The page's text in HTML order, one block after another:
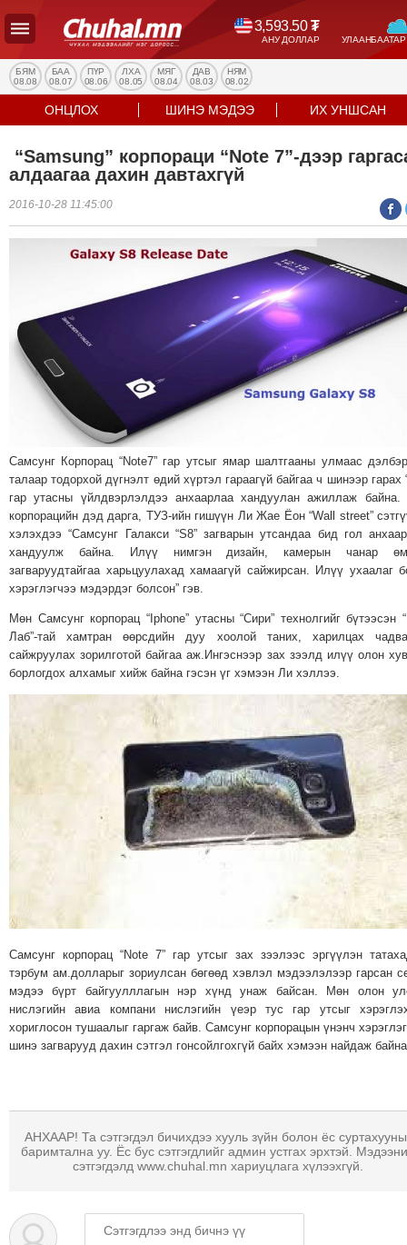
3,593.50₮
АНУ ДОЛЛАР
УЛС
ТӨР
НИЙГЭМ
ЭРҮҮЛ
МЭНД
СПОРТ
БОЛОВСРОЛ
ENTERTAINMENT
БИЗНЕС
МЭДЭЭ
НИЙСЛЭЛ
ЭРДЭНЭТ
ҮЙЛДВЭРИЙН
ЭРГЭН
ТОЙРОНД
ХАВРЫН
ЧУУЛГАНЫ
ЭРГЭН
ТОЙРОНД
"ОУВС"-
ИЙН
ТӨВСИЙН
ТОДОТГОЛЫН
ЭРГЭН
ТОЙРОНД
ЕРӨНХИЙЛӨГЧИЙН
29
ЭРГЭН
ТОЙРОНД
БЯМ
08.08
БАА
08.07
ПҮР
08.06
ЛХА
08.05
МЯГ
08.04
ДАВ
08.03
НЯМ
08.02
ОНЦЛОХ ШИНЭ МЭДЭЭ ИХ УНШСАН
“Samsung” корпораци “Note 7”-дээр
алдаагаа дахин давтахгүй
2016-10-28 11:45:00
Самсунг Корпорац “Note7” гар утсыг ямар шалтгааны улмаас
талаар тодорхой дүгнэлт өдий хүртэл гараагүй байгаа ч шинээр гарах
гар утасны үйлдвэрлэлдээ анхаарлаа хандуулан ажиллаж байна.
корпорацийн дэд дарга, ТУЗ-ийн гишүүн Ли Жае Ёон “Wall street”
хэлэхдээ “Самсунг Галакси “S8” загварын утсандаа бид гол
хандуулж байна. Илүү нимгэн дизайн, камерын чанар
загваруудтайгаа харьцуулахад хамаагүй сайжирсан. Илүү ухаалаг
хэрэглэгчээ мэдэрдэг болсон” гэв.
Мөн Самсунг корпорац “Iphone” утасны “Сири” технолгийг бүтээсэн
Лаб”-тай хамтран өөрсдийн дуу хоолой таних, харилцах
сайжруулах зорилготой байгаа аж.Ингэснээр зах зээлд илүү олон
борлогдох алхамыг хийж байна гэсэн үг хэмээн Ли хэллээ.
Самсунг корпорац “Note 7” гар утсыг зах зээлээс эргүүлэн
тэрбум ам.долларыг зориулсан бөгөөд хэвлэл мэдээлэлээр гарсан
мэдээ бүрт байгуулллагын нэр хүнд унаж байсан. Мөн олон
нислэгийн авиа компани нислэгийн үеэр тус гар утсыг
хориглосон тушаалыг гаргаж байв. Самсунг корпорацын үнэнч
шинэ загварууд дахин сэтгэл гонсойлгохгүй байх хэмээн найдаж
АНХААР! Та сэтгэгдэл бичихдээ хууль зүйн болон ёс
баримтална уу. Ёс бус сэтгэгдлийг админ устгах эрхтэй.
сэтгэгдэлд www.chuhal.mn хариуцлага хүлээхгүй.